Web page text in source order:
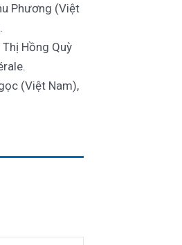
Phương (Việt
Hồng Quỳ
(Việt Nam),